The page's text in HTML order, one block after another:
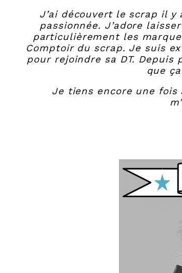
J’ai découvert le scrap il
passionnée. J’adore
particulièrement les
Comptoir du scrap. Je suis
pour rejoindre sa DT. Depuis
que
Je tiens encore une fois